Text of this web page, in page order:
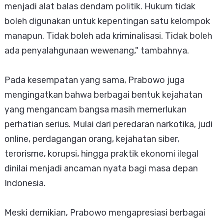
menjadi alat balas dendam politik. Hukum tidak
boleh digunakan untuk kepentingan satu kelompok
manapun. Tidak boleh ada kriminalisasi. Tidak boleh
ada penyalahgunaan wewenang," tambahnya.
Pada kesempatan yang sama, Prabowo juga
mengingatkan bahwa berbagai bentuk kejahatan
yang mengancam bangsa masih memerlukan
perhatian serius. Mulai dari peredaran narkotika, judi
online, perdagangan orang, kejahatan siber,
terorisme, korupsi, hingga praktik ekonomi ilegal
dinilai menjadi ancaman nyata bagi masa depan
Indonesia.
Meski demikian, Prabowo mengapresiasi berbagai